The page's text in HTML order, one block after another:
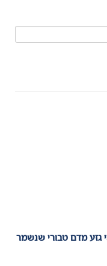
גזע מדם טבורי שנשמר